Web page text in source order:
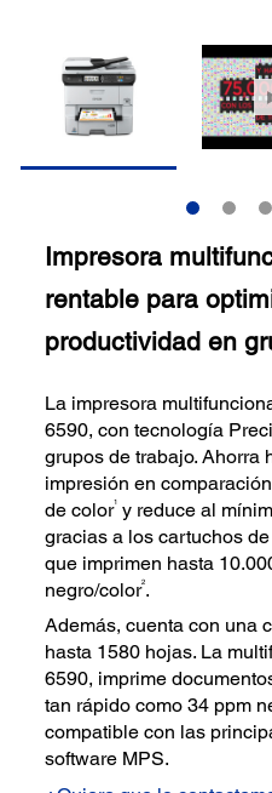
Impresora
rentable para
productividad en
La impresora
6590, con tecnología
grupos de trabajo. Ahorra
impresión en
de color1 y reduce al
gracias a los cartuchos
que imprimen hasta
negro/color2.
Además, cuenta con una
hasta 1580 hojas. La
6590, imprime
tan rápido como 34 ppm
compatible con las
software MPS.